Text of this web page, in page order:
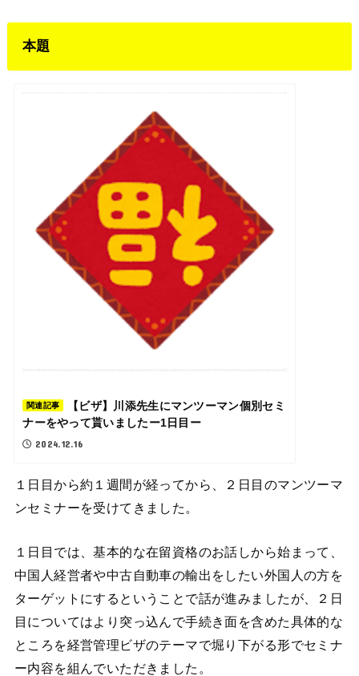
本題
関連記事
【ビザ】川添先生にマンツーマン個別セミ
ナーをやって貰いましたー1日目ー
2024.12.16
１日目から約１週間が経ってから、２日目のマンツーマ
ンセミナーを受けてきました。
１日目では、基本的な在留資格のお話しから始まって、
中国人経営者や中古自動車の輸出をしたい外国人の方を
ターゲットにするということで話が進みましたが、２日
目についてはより突っ込んで手続き面を含めた具体的な
ところを経営管理ビザのテーマで堀り下がる形でセミナ
ー内容を組んでいただきました。